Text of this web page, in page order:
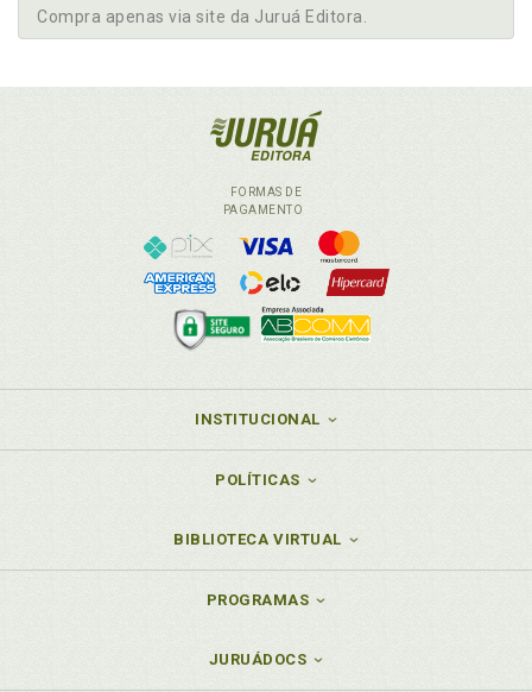
Compra apenas via site da Juruá Editora.
FORMAS DE
PAGAMENTO
INSTITUCIONAL
POLÍTICAS
BIBLIOTECA VIRTUAL
PROGRAMAS
JURUÁDOCS